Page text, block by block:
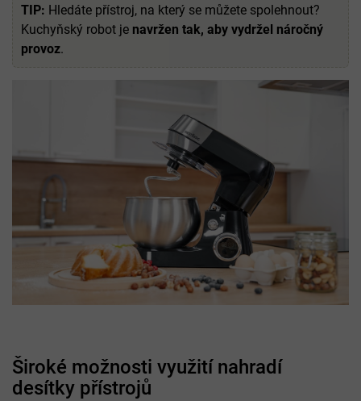
TIP: Hledáte přístroj, na který se můžete spolehnout?
Kuchyňský robot je navržen tak, aby vydržel náročný
provoz.
Široké možnosti využití nahradí
desítky přístrojů